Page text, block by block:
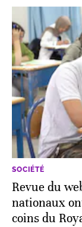
SOCIÉTÉ
Revue du
nationaux
coins du